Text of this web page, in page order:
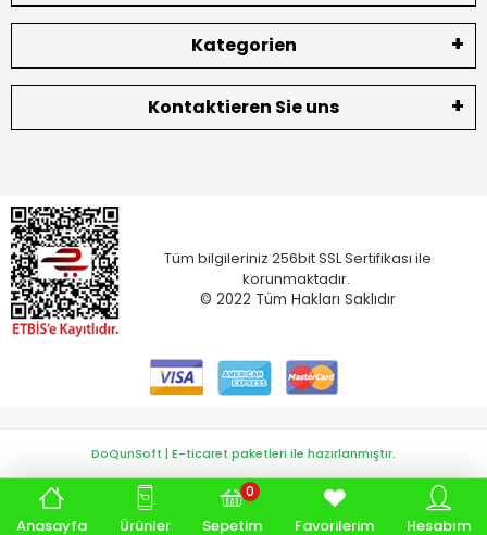
Kategorien
Kontaktieren Sie uns
Tüm bilgileriniz 256bit SSL Sertifikası ile
korunmaktadır.
© 2022 Tüm Hakları Saklıdır
Anasayfa Ürünler Sepetim
0
Favorilerim Hesabım
DoQunSoft | E-ticaret paketleri ile hazırlanmıştır.